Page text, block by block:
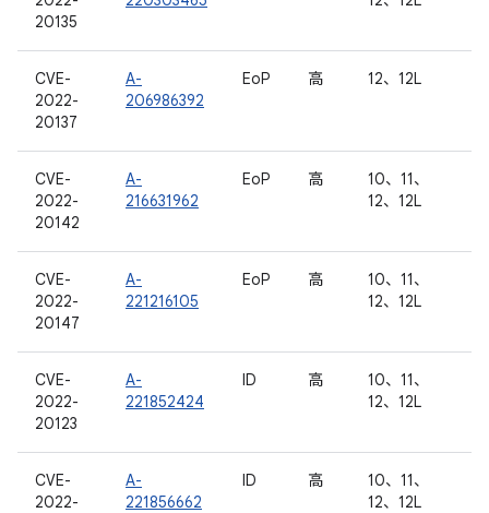
20135
CVE-
2022-
20137
A-
206986392
EoP 高 12、12L
CVE-
2022-
20142
A-
216631962
EoP 高
10、11、
12、12L
CVE-
2022-
20147
A-
221216105
EoP 高
10、11、
12、12L
CVE-
2022-
20123
A-
221852424
ID 高
10、11、
12、12L
CVE-
2022-
A-
221856662
ID 高
10、11、
12、12L